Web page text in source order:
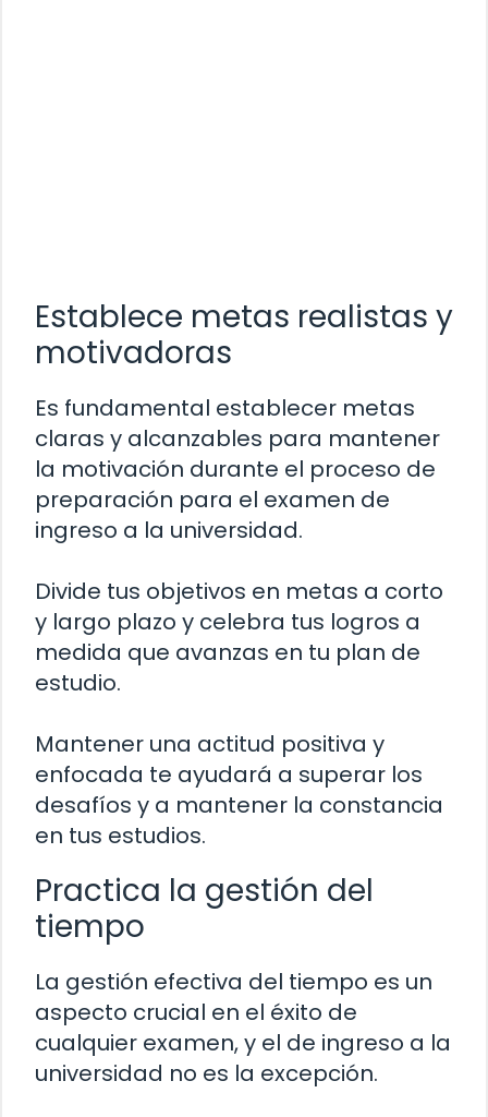
Establece metas realistas y
motivadoras
Es fundamental establecer metas
claras y alcanzables para mantener
la motivación durante el proceso de
preparación para el examen de
ingreso a la universidad.
Divide tus objetivos en metas a corto
y largo plazo y celebra tus logros a
medida que avanzas en tu plan de
estudio.
Mantener una actitud positiva y
enfocada te ayudará a superar los
desafíos y a mantener la constancia
en tus estudios.
Practica la gestión del
tiempo
La gestión efectiva del tiempo es un
aspecto crucial en el éxito de
cualquier examen, y el de ingreso a la
universidad no es la excepción.